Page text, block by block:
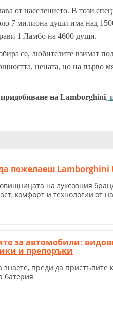
от населението. В този
7 милиона души има над
1 Ламбо на 4600 души.
се, любителите взимат
цената, но на първо
на Lamborghini,
пожелаеш Lamborghini
на луксозния
комфорт и технологии от
за автомобили:
и препоръки
знаете, преди да пристъпите
батерия